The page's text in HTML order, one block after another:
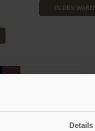
Details
IN DEN